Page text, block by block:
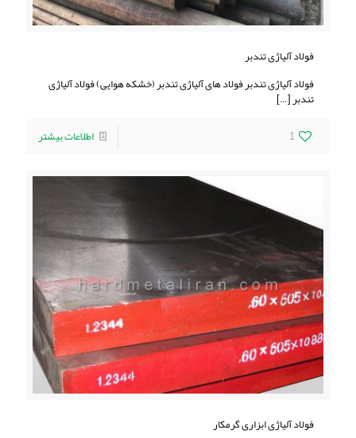
فولاد آلیاژی تندبر
فولاد آلیاژی تندبر فولاد های آلیاژی تندبر (خشکه هوایی) فولاد آلیاژی
تندبر[…]
1
اطلاعات بیشتر
فولاد آلیاژی ابزاری گرمکار